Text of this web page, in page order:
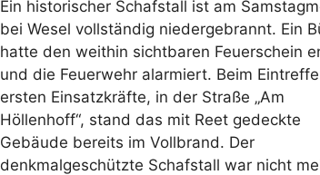
Ein historischer Schafstall ist am
bei Wesel vollständig niedergebrannt. Ein
hatte den weithin sichtbaren Feuerschein
und die Feuerwehr alarmiert. Beim
ersten Einsatzkräfte, in der Straße „Am
Höllenhoff“, stand das mit Reet gedeckte
Gebäude bereits im Vollbrand. Der
denkmalgeschützte Schafstall war nicht